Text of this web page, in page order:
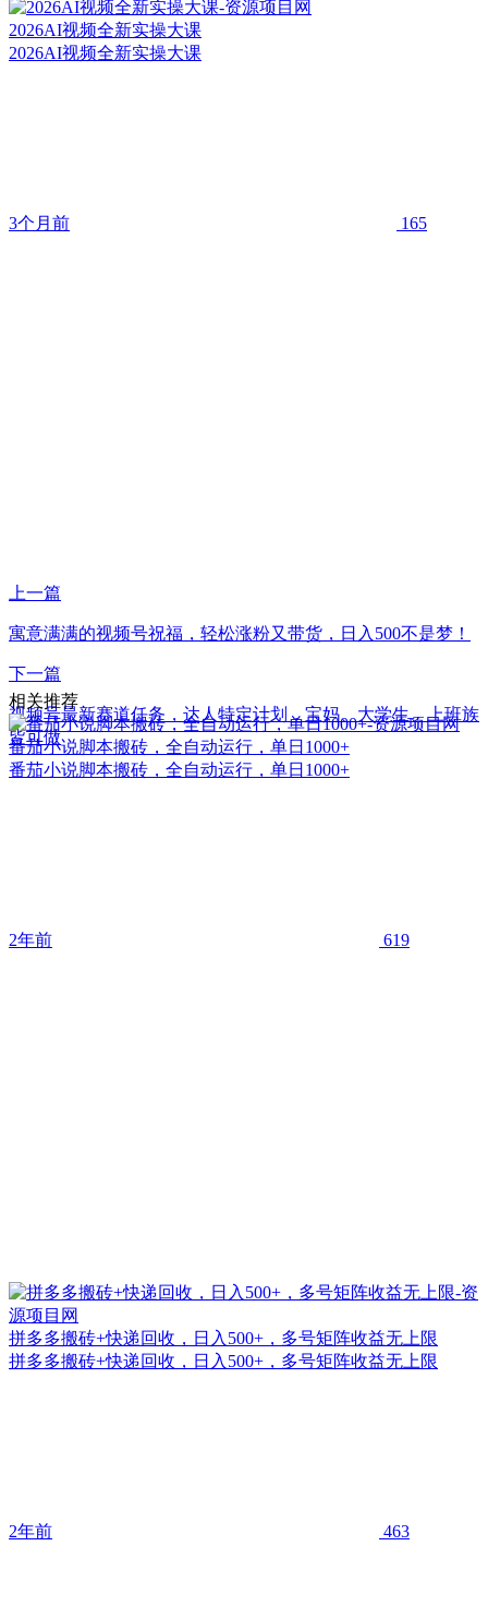
2026AI视频全新实操大课
2026AI视频全新实操大课
3个月前 165
上一篇
寓意满满的视频号祝福，轻松涨粉又带货，日入500不是梦！
下一篇
视频号最新赛道任务，达人特定计划，宝妈、大学生、上班族
皆可做
相关推荐
番茄小说脚本搬砖，全自动运行，单日1000+
番茄小说脚本搬砖，全自动运行，单日1000+
2年前 619
拼多多搬砖+快递回收，日入500+，多号矩阵收益无上限
拼多多搬砖+快递回收，日入500+，多号矩阵收益无上限
2年前 463